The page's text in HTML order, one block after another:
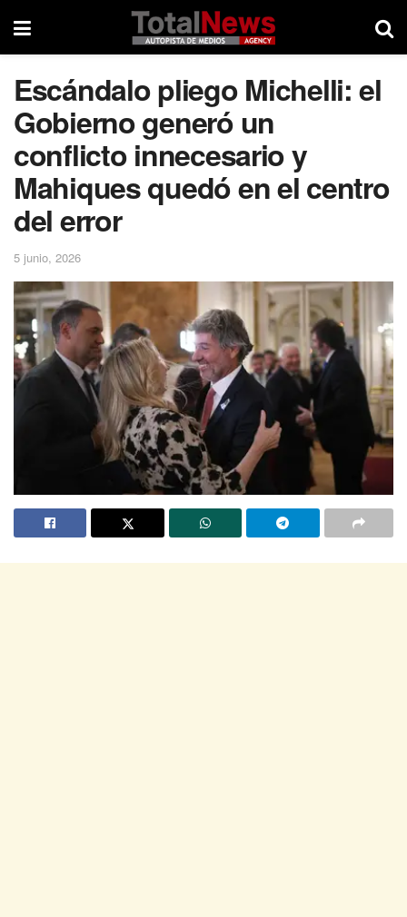
Escándalo pliego Michelli: el
Gobierno generó un
conflicto innecesario y
Mahiques quedó en el centro
del error
5 junio, 2026